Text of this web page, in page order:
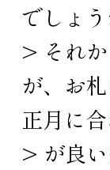
でしょ
> それ
が、お
正月に
> が良